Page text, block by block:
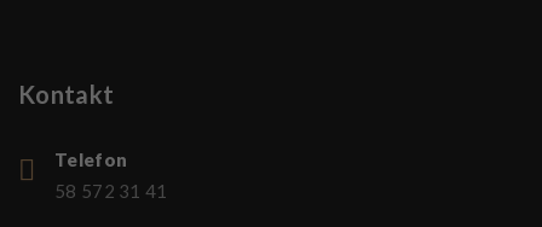
Kontakt
Telefon
58 572 31 41